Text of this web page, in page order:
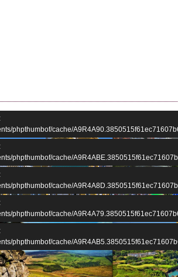
phpthumbof/cache/
phpthumbof/cache/
phpthumbof/cache/
phpthumbof/cache/
phpthumbof/cache/